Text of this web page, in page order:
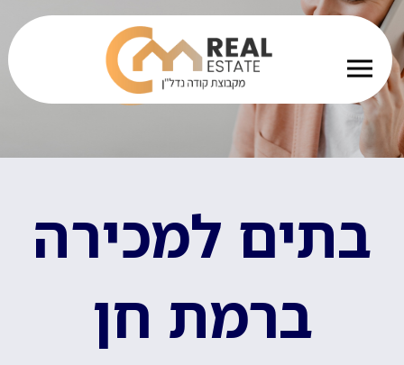
בתים למכירה
ברמת חן